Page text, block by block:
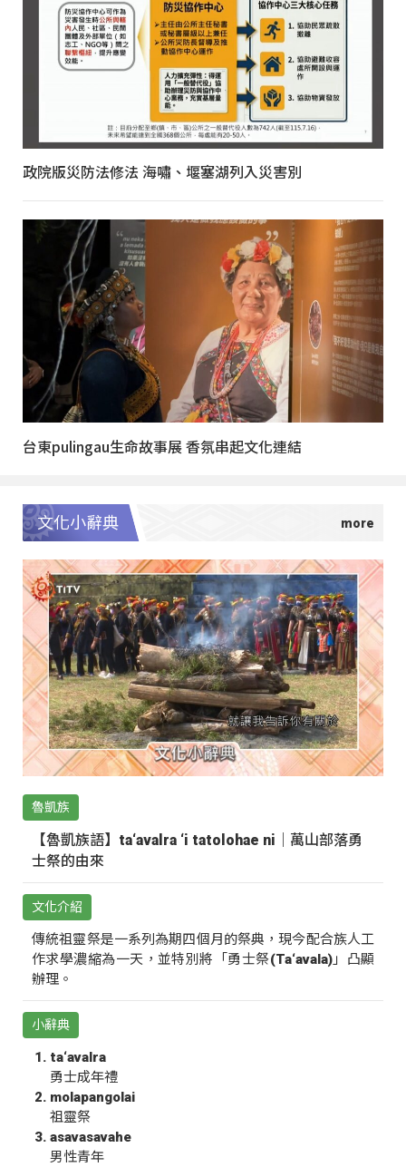
政院版災防法修法 海嘯、堰塞湖列入災害別
台東pulingau生命故事展 香氛串起文化連結
文化小辭典
魯凱族
【魯凱族語】ta‘avalra ‘i tatolohae ni｜萬山部落勇
士祭的由來
文化介紹
傳統祖靈祭是一系列為期四個月的祭典，現今配合族人工
作求學濃縮為一天，並特別將「勇士祭(Ta‘avala)」凸顯
辦理。
小辭典
ta‘avalra
勇士成年禮
molapangolai
祖靈祭
asavasavahe
男性青年